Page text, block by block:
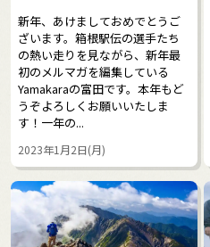
新年、あけましておめでとうご
ざいます。箱根駅伝の選手たち
の熱い走りを見ながら、新年最
初のメルマガを編集している
Yamakaraの富田です。本年もど
うぞよろしくお願いいたしま
す！一年の...
2023年1月2日(月)